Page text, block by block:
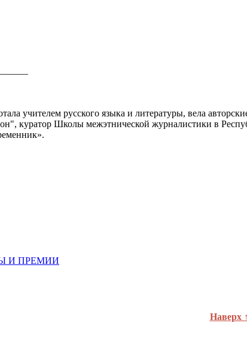
учителем русского языка и литературы, вела
куратор Школы межэтнической журналистики в
И ПРЕМИИ
Наверх ↑